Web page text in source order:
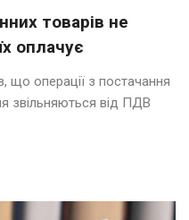
товарів не
оплачує
що операції з постачання
звільняються від ПДВ